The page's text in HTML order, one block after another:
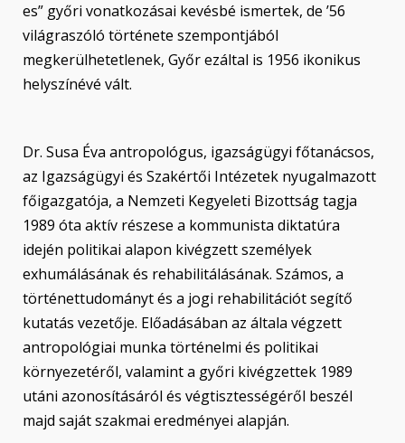
es” győri vonatkozásai kevésbé ismertek, de ’56
világraszóló története szempontjából
megkerülhetetlenek, Győr ezáltal is 1956 ikonikus
helyszínévé vált.
Dr. Susa Éva antropológus, igazságügyi főtanácsos,
az Igazságügyi és Szakértői Intézetek nyugalmazott
főigazgatója, a Nemzeti Kegyeleti Bizottság tagja
1989 óta aktív részese a kommunista diktatúra
idején politikai alapon kivégzett személyek
exhumálásának és rehabilitálásának. Számos, a
történettudományt és a jogi rehabilitációt segítő
kutatás vezetője. Előadásában az általa végzett
antropológiai munka történelmi és politikai
környezetéről, valamint a győri kivégzettek 1989
utáni azonosításáról és végtisztességéről beszél
majd saját szakmai eredményei alapján.